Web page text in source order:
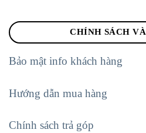
CHÍNH SÁCH
Bảo mật info khách hàng
Hướng dẫn mua hàng
Chính sách trả góp